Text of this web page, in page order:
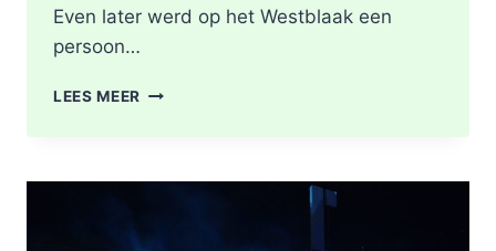
Even later werd op het Westblaak een
persoon…
LEES MEER POLITIE
STEEKINCIDENT